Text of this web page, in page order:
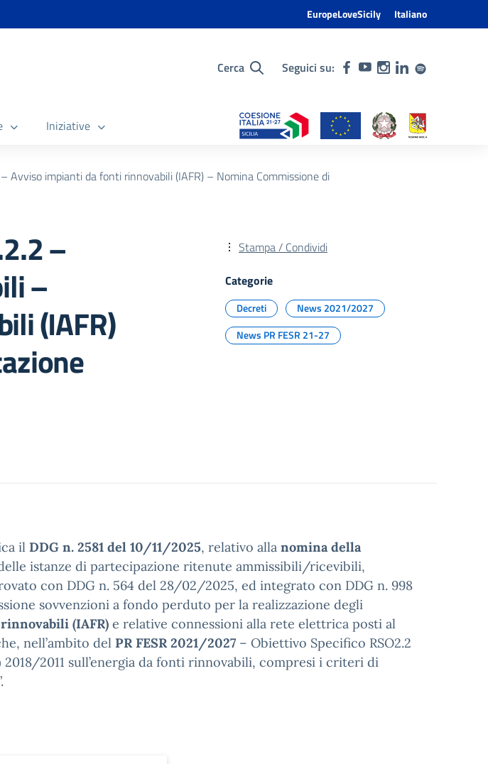
EuropeLoveSicily Italiano
Cerca Seguici su:
Iniziative
impianti da fonti rinnovabili (IAFR) – Nomina Commissione di
–
–
(IAFR)
Stampa / Condividi
Categorie
Decreti
News 2021/2027
News PR FESR 21-27
il DDG n. 2581 del 10/11/2025, relativo alla nomina della
istanze di partecipazione ritenute ammissibili/ricevibili,
con DDG n. 564 del 28/02/2025, ed integrato con DDG n. 998
sovvenzioni a fondo perduto per la realizzazione degli
(IAFR) e relative connessioni alla rete elettrica posti al
nell’ambito del PR FESR 2021/2027 – Obiettivo Specifico RSO2.2
2011 sull’energia da fonti rinnovabili, compresi i criteri di